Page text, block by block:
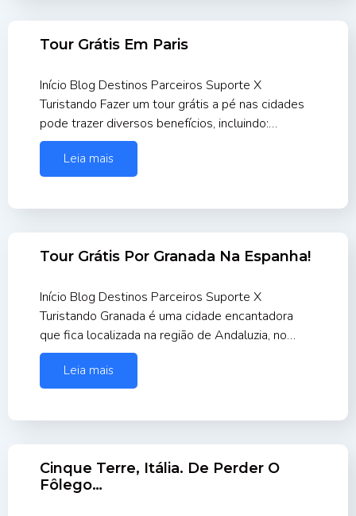
Tour Grátis Em Paris
Início Blog Destinos Parceiros Suporte X
Turistando Fazer um tour grátis a pé nas cidades
pode trazer diversos benefícios, incluindo:…
Leia mais
Tour Grátis Por Granada Na Espanha!
Início Blog Destinos Parceiros Suporte X
Turistando Granada é uma cidade encantadora
que fica localizada na região de Andaluzia, no…
Leia mais
Cinque Terre, Itália. De Perder O
Fôlego…